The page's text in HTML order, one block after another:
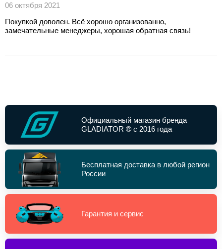
06 октября 2021
Покупкой доволен. Всё хорошо организованно,
замечательные менеджеры, хорошая обратная связь!
Официальный магазин бренда
GLADIATOR ® с 2016 года
Бесплатная доставка в любой регион
России
Гарантия и сервис